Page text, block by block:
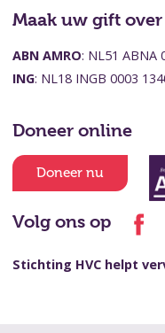
Maak uw gift over
ABN AMRO: NL51 ABNA
ING: NL18 INGB 0003
Doneer online
Doneer nu
Volg ons op
Stichting HVC helpt